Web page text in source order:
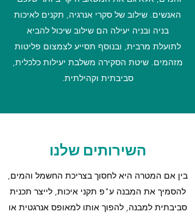
האנשים. שילוב של סקרי אנרגיה, תקנים לאיכות
בניה ובניה יעילה הם שילוב שיכול להביא
לתועלת מרבית, ובנוסף תסייע לצמצום פליטות
מזהמים. שיטת הסקירה משלבת יעילות כלכלית,
סביבתית וקהילתית.
השירותים שלנו
בין אם המטרה היא לחסוך בצריכת החשמל והמים,
להסמיך את המבנה ע"פ תקני איכות, לייצר תכנית
סביבתית למבנה, להפוך אותו למאופס אנרגטית או